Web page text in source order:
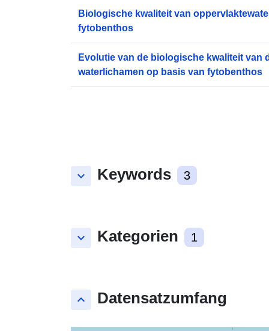
Biologische kwaliteit van
fytobenthos
Evolutie van de biologische kwaliteit van
waterlichamen op basis van fytobenthos
keyboard_arrow_down Keywords 3
keyboard_arrow_down Kategorien 1
keyboard_arrow_up Datensatzumfang